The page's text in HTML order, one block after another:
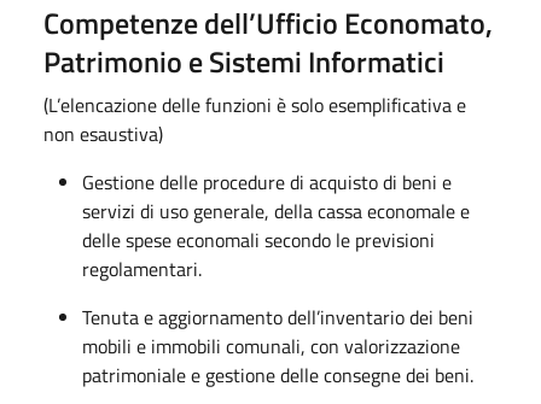
Competenze dell’Ufficio Economato,
Patrimonio e Sistemi Informatici
(L’elencazione delle funzioni è solo esemplificativa e
non esaustiva)
Gestione delle procedure di acquisto di beni e
servizi di uso generale, della cassa economale e
delle spese economali secondo le previsioni
regolamentari.
Tenuta e aggiornamento dell’inventario dei beni
mobili e immobili comunali, con valorizzazione
patrimoniale e gestione delle consegne dei beni.